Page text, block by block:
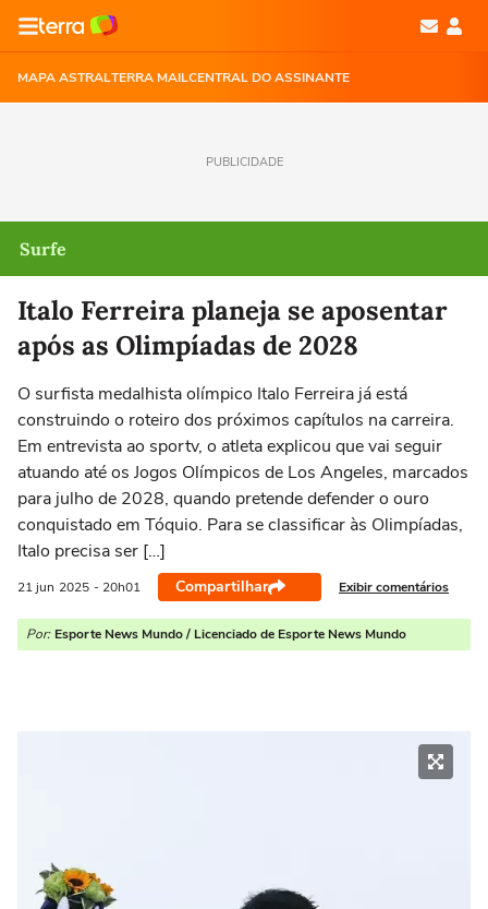
MAPA ASTRALTERRA MAILCENTRAL DO ASSINANTE
PUBLICIDADE
Surfe
Italo Ferreira planeja se aposentar
após as Olimpíadas de 2028
O surfista medalhista olímpico Italo Ferreira já está
construindo o roteiro dos próximos capítulos na carreira.
Em entrevista ao sportv, o atleta explicou que vai seguir
atuando até os Jogos Olímpicos de Los Angeles, marcados
para julho de 2028, quando pretende defender o ouro
conquistado em Tóquio. Para se classificar às Olimpíadas,
Italo precisa ser […]
21 jun 2025 - 20h01 Compartilhar Exibir comentários
Por: Esporte News Mundo / Licenciado de Esporte News Mundo